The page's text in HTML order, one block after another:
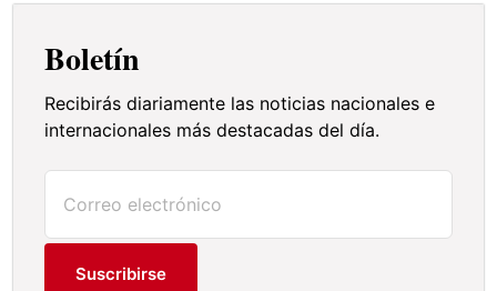
Boletín
Recibirás diariamente las noticias nacionales e
internacionales más destacadas del día.
Suscribirse